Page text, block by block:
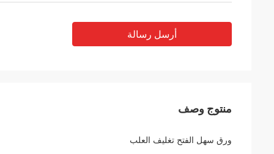
أرسل رسالة
منتوج وصف
ورق سهل الفتح تغليف العلب